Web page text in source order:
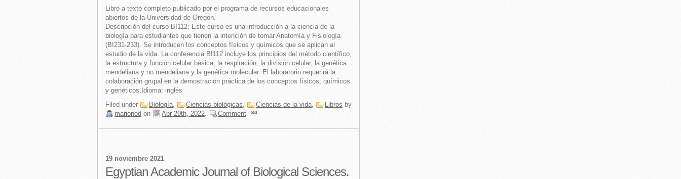
Libro a texto completo publicado por el programa de recursos educacionales
abiertos de la Universidad de Oregon.
Descripción del curso BI112: Este curso es una introducción a la ciencia de la
biología para estudiantes que tienen la intención de tomar Anatomía y Fisiología
(BI231-233). Se introducen los conceptos físicos y químicos que se aplican al
estudio de la vida. La conferencia BI112 incluye los principios del método científico,
la estructura y función celular básica, la respiración, la división celular, la genética
mendeliana y no mendeliana y la genética molecular. El laboratorio requerirá la
colaboración grupal en la demostración práctica de los conceptos físicos, químicos
y genéticos.Idioma: inglés
Filed under
Biología, Ciencias biológicas, Ciencias de la vida, Libros by
marionod on Abr 29th, 2022. Comment.
19 noviembre 2021
Egyptian Academic Journal of Biological Sciences.